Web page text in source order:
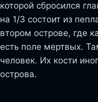
которой сбросился
на 1/3 состоит из
втором острове, где
есть поле мертвых.
человек. Их кости
острова.